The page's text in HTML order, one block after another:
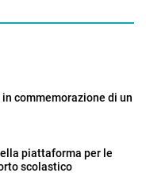
in commemorazione di un
piattaforma per le
scolastico